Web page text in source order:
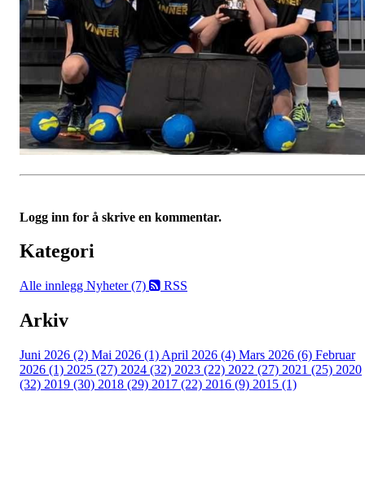
Logg inn for å skrive en kommentar.
Kategori
Alle innlegg Nyheter (7) RSS
Arkiv
Juni 2026 (2) Mai 2026 (1) April 2026 (4) Mars 2026 (6) Februar
2026 (1) 2025 (27) 2024 (32) 2023 (22) 2022 (27) 2021 (25) 2020
(32) 2019 (30) 2018 (29) 2017 (22) 2016 (9) 2015 (1)